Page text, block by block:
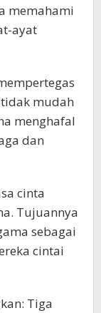
memahami
ayat
mudah
menghafal
dan
cinta
Tujuannya
sebagai
cintai
Tiga